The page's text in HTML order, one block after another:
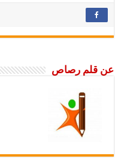
عن قلم رصاص